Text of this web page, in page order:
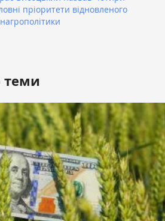
пріоритети відновленого
теми